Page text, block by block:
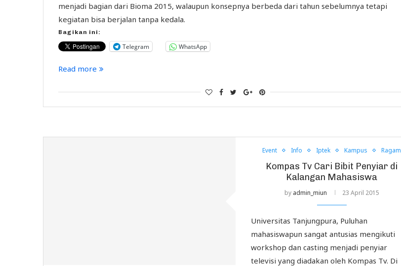
menjadi bagian dari Bioma 2015, walaupun konsepnya berbeda dari tahun sebelumnya tetapi
kegiatan bisa berjalan tanpa kedala.
Bagikan ini:
Telegram WhatsApp
Read more
Event Info Iptek Kampus Ragam
Kompas Tv Cari Bibit Penyiar di
Kalangan Mahasiswa
by admin_miun 23 April 2015
Universitas Tanjungpura, Puluhan
mahasiswapun sangat antusias mengikuti
workshop dan casting menjadi penyiar
televisi yang diadakan oleh Kompas Tv. Di